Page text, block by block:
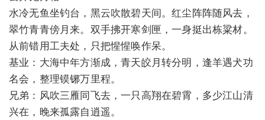
水冷无鱼坐钓台，黑云吹散碧天间。红尘阵阵随风去，
翠竹青青傍月来。双手拂开寒剑匣，一身挺出栋粱材。
从前错用工夫处，只把惺惺唤作呆。
基业：大海中年方渐成，青天皎月转分明，逢羊遇犬功
名会，整理镆铘万里程。
兄弟：风吹三雁同飞去，一只高翔在碧霄，多少江山清
兴在，晚来孤露自逍遥。